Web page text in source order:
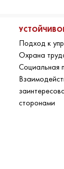
Подход к
Охрана
Социальная
сторонами